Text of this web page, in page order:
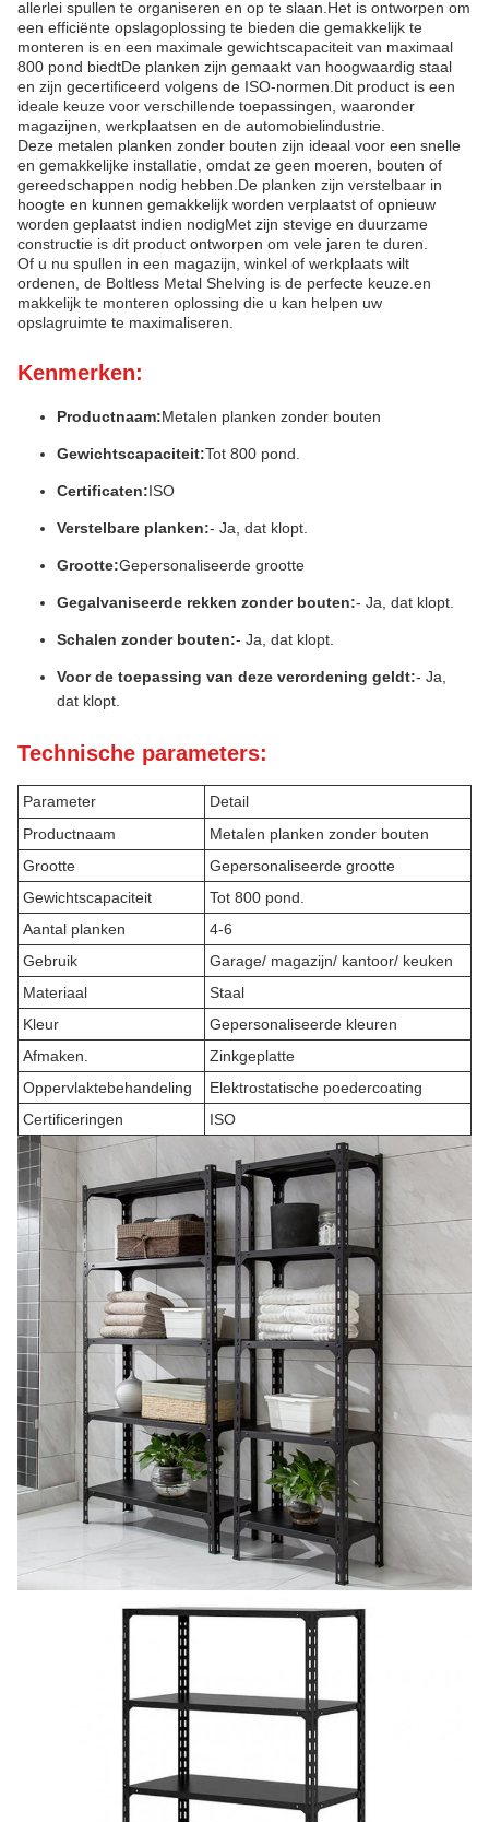
allerlei spullen te organiseren en op te slaan.Het is ontworpen om
een efficiënte opslagoplossing te bieden die gemakkelijk te
monteren is en een maximale gewichtscapaciteit van maximaal
800 pond biedtDe planken zijn gemaakt van hoogwaardig staal
en zijn gecertificeerd volgens de ISO-normen.Dit product is een
ideale keuze voor verschillende toepassingen, waaronder
magazijnen, werkplaatsen en de automobielindustrie.
Deze metalen planken zonder bouten zijn ideaal voor een snelle
en gemakkelijke installatie, omdat ze geen moeren, bouten of
gereedschappen nodig hebben.De planken zijn verstelbaar in
hoogte en kunnen gemakkelijk worden verplaatst of opnieuw
worden geplaatst indien nodigMet zijn stevige en duurzame
constructie is dit product ontworpen om vele jaren te duren.
Of u nu spullen in een magazijn, winkel of werkplaats wilt
ordenen, de Boltless Metal Shelving is de perfecte keuze.en
makkelijk te monteren oplossing die u kan helpen uw
opslagruimte te maximaliseren.
Kenmerken:
Productnaam:Metalen planken zonder bouten
Gewichtscapaciteit:Tot 800 pond.
Certificaten:ISO
Verstelbare planken:- Ja, dat klopt.
Grootte:Gepersonaliseerde grootte
Gegalvaniseerde rekken zonder bouten:- Ja, dat klopt.
Schalen zonder bouten:- Ja, dat klopt.
Voor de toepassing van deze verordening geldt:- Ja,
dat klopt.
Technische parameters:
Parameter
Detail
Productnaam
Metalen planken zonder bouten
Grootte
Gepersonaliseerde grootte
Gewichtscapaciteit
Tot 800 pond.
Aantal planken
4-6
Gebruik
Garage/ magazijn/ kantoor/ keuken
Materiaal
Staal
Kleur
Gepersonaliseerde kleuren
Afmaken.
Zinkgeplatte
Oppervlaktebehandeling
Elektrostatische poedercoating
Certificeringen
ISO